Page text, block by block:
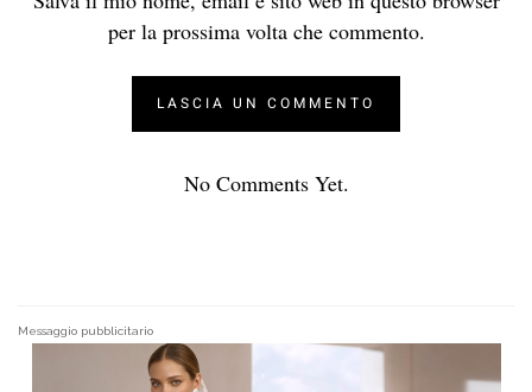
per la prossima volta che commento.
No Comments Yet.
Messaggio pubblicitario